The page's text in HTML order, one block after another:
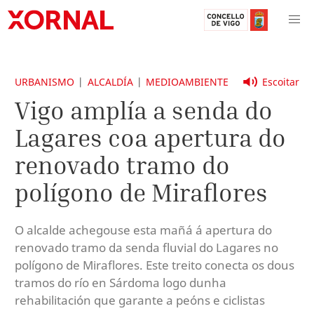
Escoitar
URBANISMO ALCALDÍA MEDIOAMBIENTE
Vigo amplía a senda do
Lagares coa apertura do
renovado tramo do
polígono de Miraflores
O alcalde achegouse esta mañá á apertura do
renovado tramo da senda fluvial do Lagares no
polígono de Miraflores. Este treito conecta os dous
tramos do río en Sárdoma logo dunha
rehabilitación que garante a peóns e ciclistas